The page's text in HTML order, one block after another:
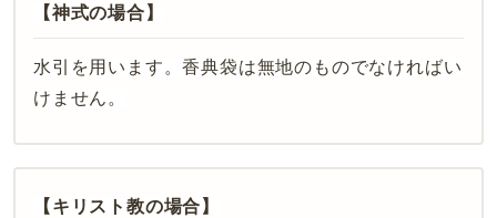
【神式の場合】
水引を用います。香典袋は無地のものでなければい
けません。
【キリスト教の場合】